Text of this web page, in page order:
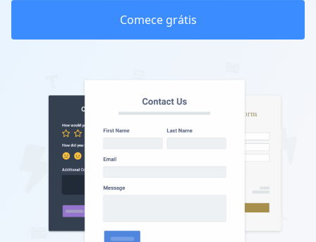
Comece grátis